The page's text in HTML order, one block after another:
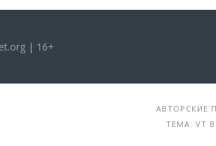
| 16+
АВТОРСКИЕ
ТЕМА: VT